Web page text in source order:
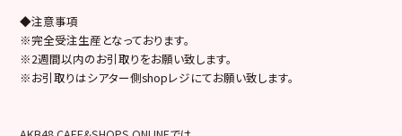
◆注意事項
※完全受注生産となっております。
※2週間以内のお引取りをお願い致します。
※お引取りはシアター側shopレジにてお願い致します。